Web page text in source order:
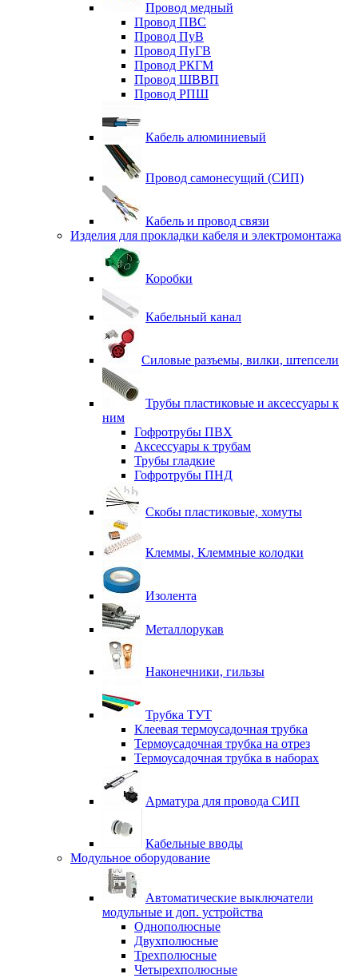
Провод медный
Провод ПВС
Провод ПуВ
Провод ПуГВ
Провод РКГМ
Провод ШВВП
Провод РПШ
Кабель алюминиевый
Провод самонесущий (СИП)
Кабель и провод связи
Изделия для прокладки кабеля и электромонтажа
Коробки
Кабельный канал
Силовые разъемы, вилки, штепсели
Трубы пластиковые и аксессуары к
ним
Гофротрубы ПВХ
Аксессуары к трубам
Трубы гладкие
Гофротрубы ПНД
Скобы пластиковые, хомуты
Клеммы, Клеммные колодки
Изолента
Металлорукав
Наконечники, гильзы
Трубка ТУТ
Клеевая термоусадочная трубка
Термоусадочная трубка на отрез
Термоусадочная трубка в наборах
Арматура для провода СИП
Кабельные вводы
Модульное оборудование
Автоматические выключатели
модульные и доп. устройства
Однополюсные
Двухполюсные
Трехполюсные
Четырехполюсные